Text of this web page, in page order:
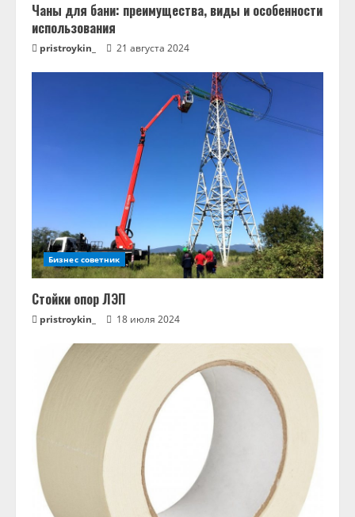
Чаны для бани: преимущества, виды и особенности
использования
pristroykin_ 21 августа 2024
Бизнес советник
Стойки опор ЛЭП
pristroykin_ 18 июля 2024